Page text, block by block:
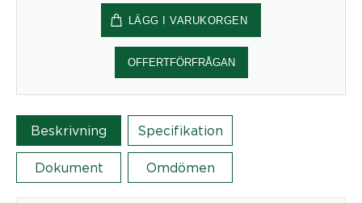
Baltic
soft
Duo
mängd
LÄGG I VARUKORGEN
OFFERTFÖRFRÅGAN
Beskrivning Specifikation
Dokument Omdömen